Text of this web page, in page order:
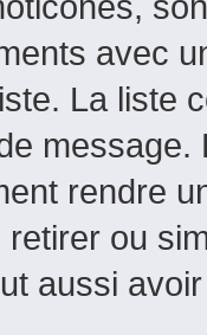
avec
La liste
rendre
ou
aussi